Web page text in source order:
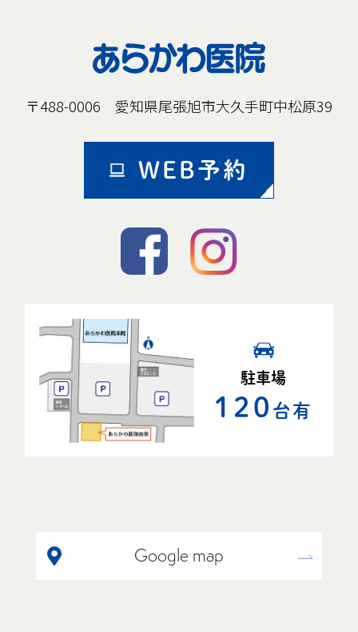
〒488-0006 愛知県尾張旭市大久手町中松原39
WEB予約
駐車場
120 台有
Google map